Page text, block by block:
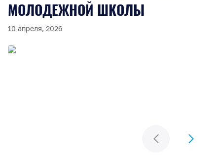
МОЛОДЕЖНОЙ ШКОЛЫ
10 апреля, 2026